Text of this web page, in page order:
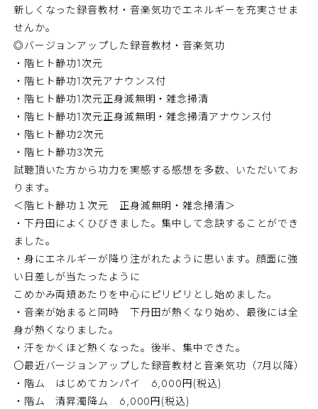
新しくなった録音教材・音楽気功でエネルギーを充実させま
せんか。
◎バージョンアップした録音教材・音楽気功
・階ヒト静功1次元
・階ヒト静功1次元アナウンス付
・階ヒト静功1次元正身滅無明・雑念掃清
・階ヒト静功1次元正身滅無明・雑念掃清アナウンス付
・階ヒト静功2次元
・階ヒト静功3次元
試聴頂いた方から功力を実感する感想を多数、いただいてお
ります。
＜階ヒト静功１次元 正身滅無明・雑念掃清＞
・下丹田によくひびきました。集中して念訣することができ
ました。
・身にエネルギーが降り注がれたように思います。顔面に強
い日差しが当たったように
こめかみ両頬あたりを中心にピリピリとし始めました。
・音楽が始まると同時 下丹田が熱くなり始め、最後には全
身が熱くなりました。
・汗をかくほど熱くなった。後半、集中できた。
〇最近バージョンアップした録音教材と音楽気功（7月以降）
・階ム はじめてカンパイ 6,000円(税込)
・階ム 清昇濁降ム 6,000円(税込)